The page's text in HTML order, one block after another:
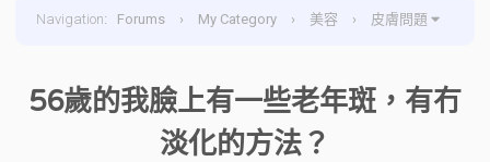
Navigation: Forums › My Category › 美容 › 皮膚問題
56歲的我臉上有一些老年斑，有冇
淡化的方法？